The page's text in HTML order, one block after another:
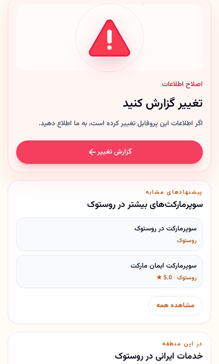
اصلاح اطلاعات
تغییر گزارش کنید
اگر اطلاعات این پروفایل تغییر کرده است، به ما اطلاع دهید.
گزارش تغییر
پیشنهادهای مشابه
سوپرمارکت‌های بیشتر در روستوک
سوپرمارکت در روستوک
روستوک
سوپرمارکت ایمان مارکت
روستوک · 5.0 ★
مشاهده همه
در این منطقه
خدمات ایرانی در روستوک